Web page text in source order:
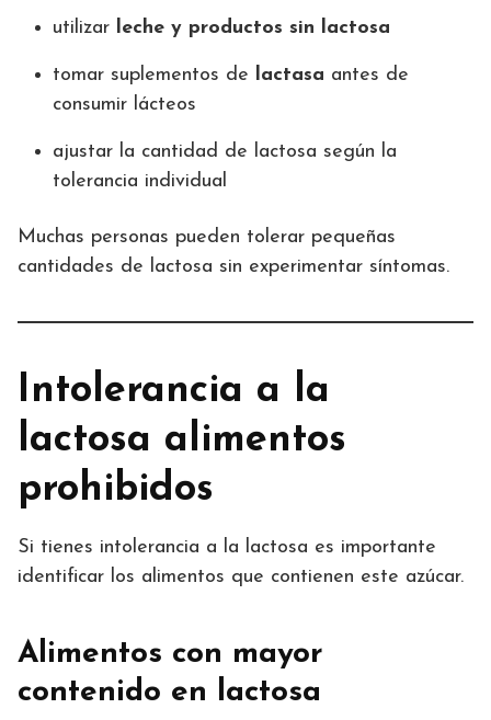
utilizar leche y productos sin lactosa
tomar suplementos de lactasa antes de
consumir lácteos
ajustar la cantidad de lactosa según la
tolerancia individual
Muchas personas pueden tolerar pequeñas
cantidades de lactosa sin experimentar síntomas.
Intolerancia a la
lactosa alimentos
prohibidos
Si tienes intolerancia a la lactosa es importante
identificar los alimentos que contienen este azúcar.
Alimentos con mayor
contenido en lactosa